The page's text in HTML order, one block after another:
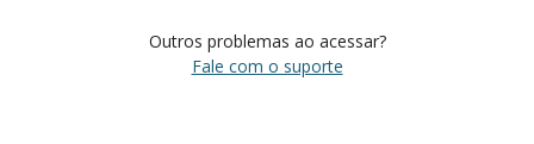
Outros problemas ao acessar?
Fale com o suporte